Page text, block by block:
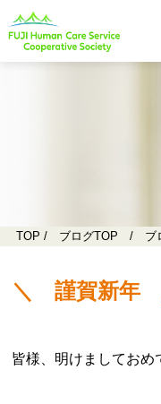
TOP / ブログTOP / ブ
＼ 謹賀新年
皆様、明けましておめ